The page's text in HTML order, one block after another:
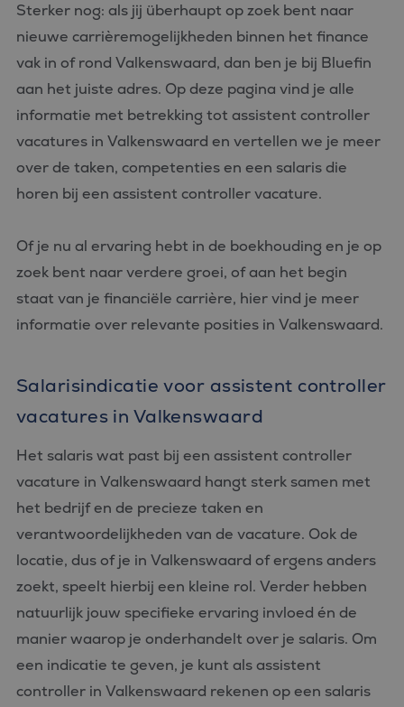
Sterker nog: als jij überhaupt op zoek bent naar
nieuwe carrièremogelijkheden binnen het finance
vak in of rond Valkenswaard, dan ben je bij Bluefin
aan het juiste adres. Op deze pagina vind je alle
informatie met betrekking tot assistent controller
vacatures in Valkenswaard en vertellen we je meer
over de taken, competenties en een salaris die
horen bij een assistent controller vacature.
Of je nu al ervaring hebt in de boekhouding en je op
zoek bent naar verdere groei, of aan het begin
staat van je financiële carrière, hier vind je meer
informatie over relevante posities in Valkenswaard.
Salarisindicatie voor assistent controller
vacatures in Valkenswaard
Het salaris wat past bij een assistent controller
vacature in Valkenswaard hangt sterk samen met
het bedrijf en de precieze taken en
verantwoordelijkheden van de vacature. Ook de
locatie, dus of je in Valkenswaard of ergens anders
zoekt, speelt hierbij een kleine rol. Verder hebben
natuurlijk jouw specifieke ervaring invloed én de
manier waarop je onderhandelt over je salaris. Om
een indicatie te geven, je kunt als assistent
controller in Valkenswaard rekenen op een salaris